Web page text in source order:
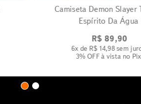
Camiseta Demon Slayer
Espírito Da Água
R$ 89,90
6x de R$ 14,98sem
3% OFFà vista no Pix